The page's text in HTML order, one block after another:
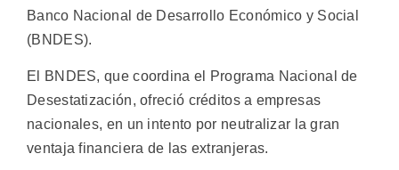
Banco Nacional de Desarrollo Económico y Social
(BNDES).
El BNDES, que coordina el Programa Nacional de
Desestatización, ofreció créditos a empresas
nacionales, en un intento por neutralizar la gran
ventaja financiera de las extranjeras.